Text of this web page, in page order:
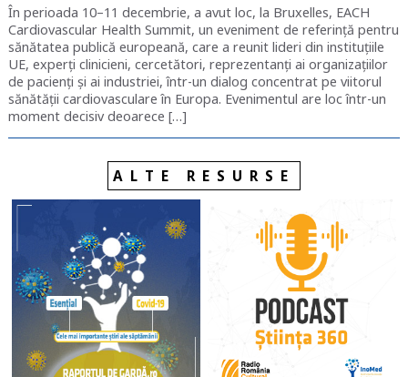
În perioada 10–11 decembrie, a avut loc, la Bruxelles, EACH
Cardiovascular Health Summit, un eveniment de referință pentru
sănătatea publică europeană, care a reunit lideri din instituțiile
UE, experți clinicieni, cercetători, reprezentanți ai organizațiilor
de pacienți și ai industriei, într-un dialog concentrat pe viitorul
sănătății cardiovasculare în Europa. Evenimentul are loc într-un
moment decisiv deoarece […]
ALTE RESURSE